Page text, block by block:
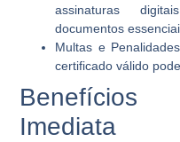
assinaturas
documentos
Multas e
certificado válido
Benefícios
Imediata